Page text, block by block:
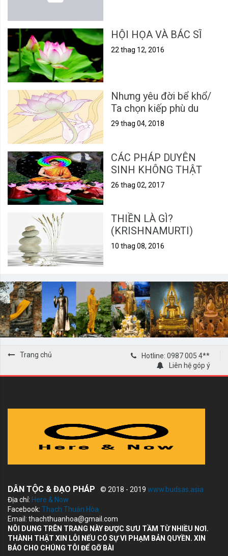
HỘI HỌA VÀ BÁC SĨ
22 thag 12, 2016
Nhưng yêu đời bể khổ/
Ta chọn kiếp phù du
29 thag 04, 2018
CÁC PHÁP DUYÊN
SINH KHÔNG THẬT
26 thag 02, 2017
THIỀN LÀ GÌ?
(KRISHNAMURTI)
10 thag 08, 2016
Trang chủ
Hotline: 0987 005 4**
Liên hệ góp ý
DÂN TỘC & ĐẠO PHÁP © 2018 - 2019 www.budsas.asia
Địa chỉ: Here & Now
Facebook: Thạch Thuận Hòa
Email: thachthuanhoa@gmail.com
NÔI DUNG TRÊN TRANG NÀY ĐƯỢC SƯU TẦM TỪ NHIỀU NƠI.
THÀNH THẬT XIN LỖI NẾU CÓ SỰ VI PHẠM BẢN QUYỀN. XIN
BÁO CHO CHÚNG TÔI ĐỂ GỠ BÀI